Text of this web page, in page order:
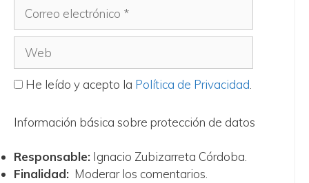
He leído y acepto la Política de Privacidad
Información básica sobre protección de datos
Responsable: Ignacio Zubizarreta Córdoba.
Finalidad: Moderar los comentarios.